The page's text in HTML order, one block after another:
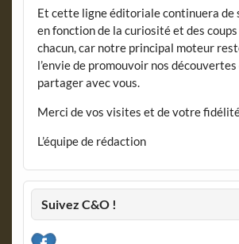
Et cette ligne éditoriale continuera de
en fonction de la curiosité et des
chacun, car notre principal moteur
l’envie de promouvoir nos
partager avec vous.
Merci de vos visites et de votre
L’équipe de rédaction
Suivez C&O !